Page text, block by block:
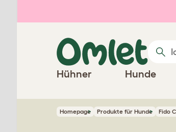
Hühner Hunde
Homepage Produkte für Hunde Fido